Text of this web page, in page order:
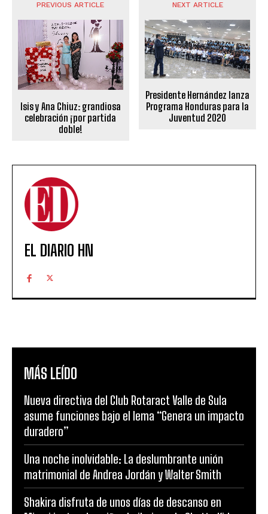
PREVIOUS ARTICLE
Isis y Ana Chiuz: grandiosa
celebración ¡por partida
doble!
NEXT ARTICLE
Presidente Hernández lanza
Programa Honduras para la
Juventud 2020
EL DIARIO HN
MÁS LEÍDO
Nueva directiva del Club Rotaract Valle de Sula
asume funciones bajo el lema “Genera un impacto
duradero”
Una noche inolvidable: La deslumbrante unión
matrimonial de Andrea Jordán y Walter Smith
Shakira disfruta de unos días de descanso en